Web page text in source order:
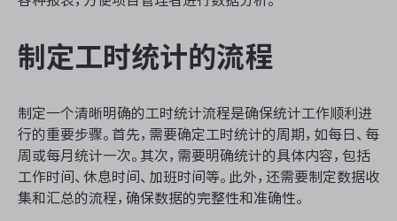
制定工时统计的流程
制定一个清晰明确的工时统计流程是确保统计工作顺利进
行的重要步骤。首先，需要确定工时统计的周期，如每日、每
周或每月统计一次。其次，需要明确统计的具体内容，包括
工作时间、休息时间、加班时间等。此外，还需要制定数据收
集和汇总的流程，确保数据的完整性和准确性。